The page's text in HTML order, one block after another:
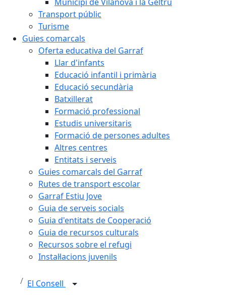
Transport públic
Turisme
Guies comarcals
Oferta educativa del Garraf
Llar d'infants
Educació infantil i primària
Educació secundària
Batxillerat
Formació professional
Estudis universitaris
Formació de persones adultes
Altres centres
Entitats i serveis
Guies comarcals del Garraf
Rutes de transport escolar
Garraf Estiu Jove
Guia de serveis socials
Guia d'entitats de Cooperació
Guia de recursos culturals
Recursos sobre el refugi
Instal·lacions juvenils
El Consell